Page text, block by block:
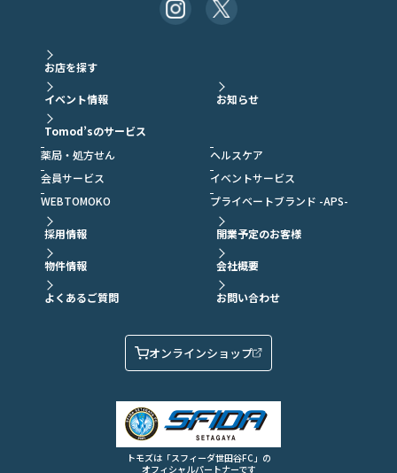
お店を探す
イベント情報 お知らせ
Tomod’sのサービス
薬局・処方せん
ヘルスケア
会員サービス
イベントサービス
WEBTOMOKO
プライベートブランド -APS-
採用情報 開業予定のお客様
物件情報 会社概要
よくあるご質問 お問い合わせ
オンラインショップ
トモズは「スフィーダ世田谷FC」の
オフィシャルパートナーです